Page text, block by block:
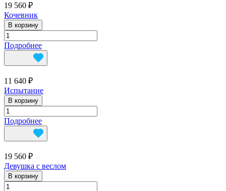
19 560 ₽
Кочевник
В корзину
Подробнее
11 640 ₽
Испытание
В корзину
Подробнее
19 560 ₽
Девушка с веслом
В корзину